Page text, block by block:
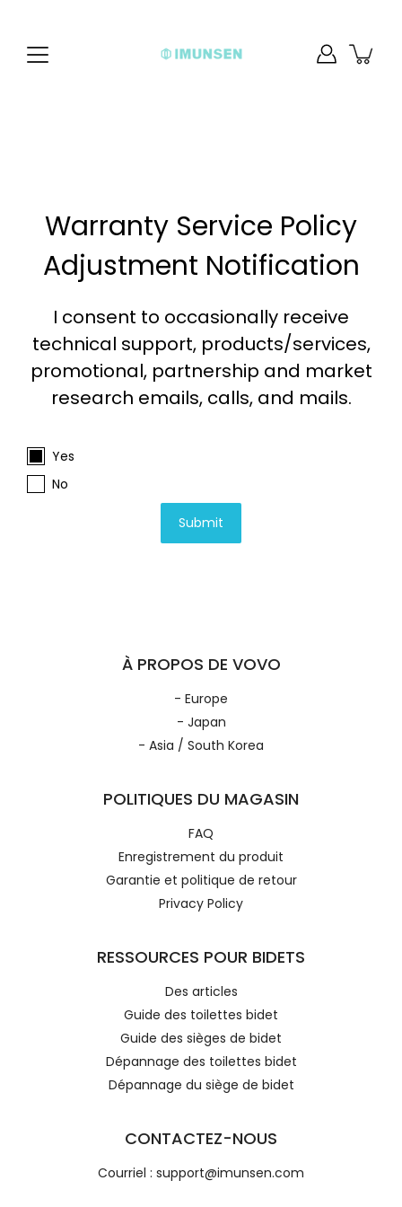
contenu
Warranty Service Policy
Adjustment Notification
I consent to occasionally receive
technical support, products/services,
promotional, partnership and market
research emails, calls, and mails.
Yes
No
Submit
À PROPOS DE VOVO
- Europe
- Japan
- Asia / South Korea
POLITIQUES DU MAGASIN
FAQ
Enregistrement du produit
Garantie et politique de retour
Privacy Policy
RESSOURCES POUR BIDETS
Des articles
Guide des toilettes bidet
Guide des sièges de bidet
Dépannage des toilettes bidet
Dépannage du siège de bidet
CONTACTEZ-NOUS
Courriel : support@imunsen.com